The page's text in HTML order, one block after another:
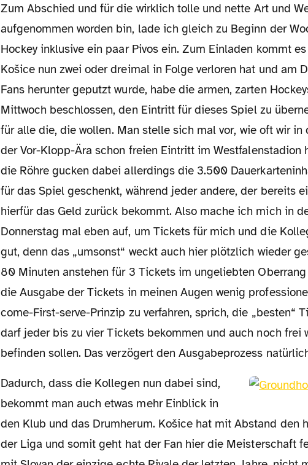
Zum Abschied und für die wirklich tolle und nette Art und Weise, wie ich her
aufgenommen worden bin, lade ich gleich zu Beginn der
Hockey inklusive ein paar Pivos ein. Zum Einladen kommt
Košice nun zwei oder dreimal in Folge verloren hat und am
Fans herunter geputzt wurde, habe die armen, zarten
Mittwoch beschlossen, den Eintritt für dieses Spiel zu
für alle die, die wollen. Man stelle sich mal vor, wie oft wir in
der Vor-Klopp-Ära schon freien Eintritt im Westfalenstadion
die Röhre gucken dabei allerdings die 3.500
für das Spiel geschenkt, während jeder andere, der bereits
hierfür das Geld zurück bekommt. Also mache ich mich in
Donnerstag mal eben auf, um Tickets für mich und die
gut, denn das „umsonst“ weckt auch hier plötzlich wieder
80 Minuten anstehen für 3 Tickets im ungeliebten
die Ausgabe der Tickets in meinen Augen wenig
come-First-serve-Prinzip zu verfahren, sprich, die „besten“
darf jeder bis zu vier Tickets bekommen und auch noch frei
befinden sollen. Das verzögert den Ausgabeprozess
Dadurch, dass die Kollegen nun dabei sind,
bekommt man auch etwas mehr Einblick in
den Klub und das Drumherum. Košice hat mit Abstand den
der Liga und somit geht hat der Fan hier die Meisterschaft